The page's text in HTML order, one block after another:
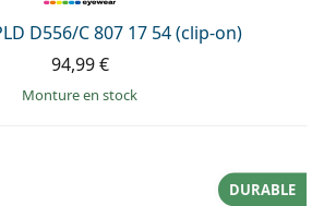
D556/C 807 17 54 (clip-on)
94,99 €
Monture en stock
DURABLE